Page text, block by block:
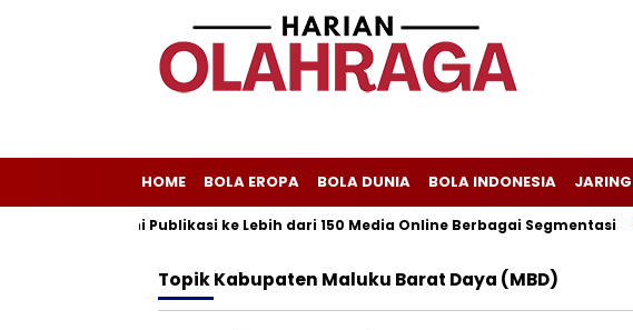
HOME BOLA EROPA BOLA DUNIA BOLA INDONESIA JARING
Melayani Publikasi ke Lebih dari 150 Media Online Berbagai Segmentasi
TopikKabupaten Maluku Barat Daya (MBD)